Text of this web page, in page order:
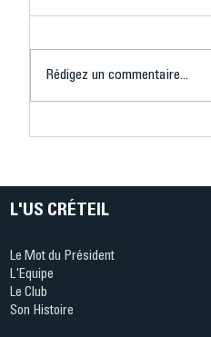
Rédigez un commentaire...
L'US CRÉTEIL
Le Mot du Président
L'Equipe
Le Club
Son Histoire